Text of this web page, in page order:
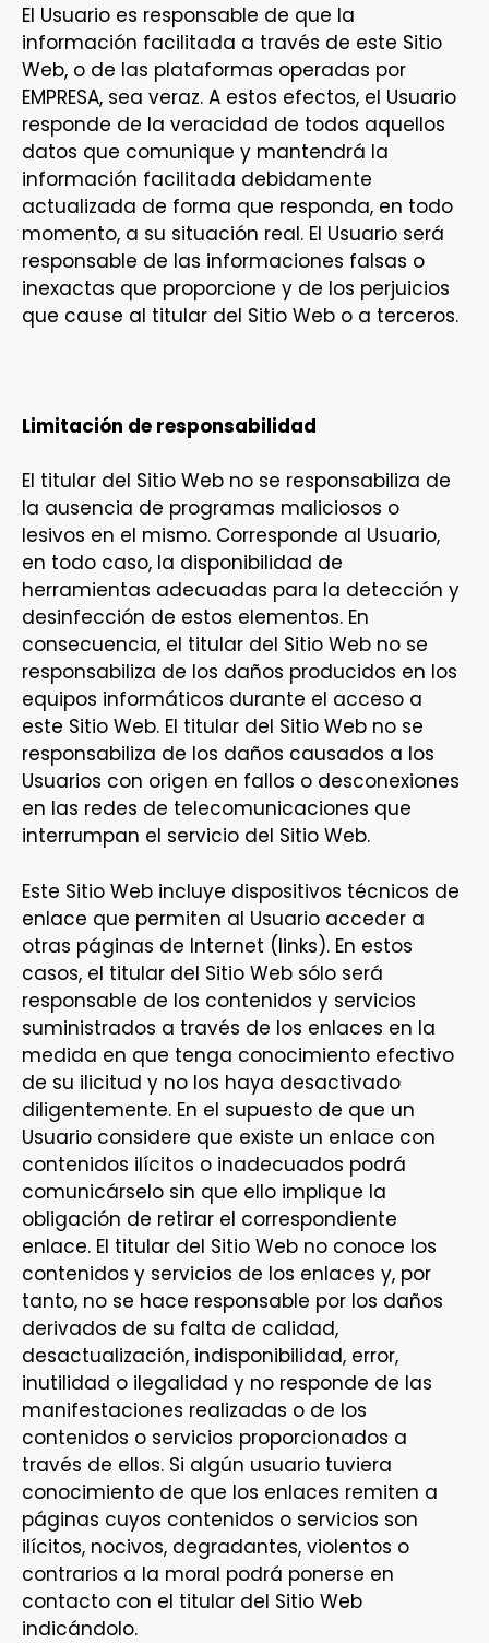
El Usuario es responsable de que la
información facilitada a través de este Sitio
Web, o de las plataformas operadas por
EMPRESA, sea veraz. A estos efectos, el Usuario
responde de la veracidad de todos aquellos
datos que comunique y mantendrá la
información facilitada debidamente
actualizada de forma que responda, en todo
momento, a su situación real. El Usuario será
responsable de las informaciones falsas o
inexactas que proporcione y de los perjuicios
que cause al titular del Sitio Web o a terceros.
Limitación de responsabilidad
El titular del Sitio Web no se responsabiliza de
la ausencia de programas maliciosos o
lesivos en el mismo. Corresponde al Usuario,
en todo caso, la disponibilidad de
herramientas adecuadas para la detección y
desinfección de estos elementos. En
consecuencia, el titular del Sitio Web no se
responsabiliza de los daños producidos en los
equipos informáticos durante el acceso a
este Sitio Web. El titular del Sitio Web no se
responsabiliza de los daños causados a los
Usuarios con origen en fallos o desconexiones
en las redes de telecomunicaciones que
interrumpan el servicio del Sitio Web.
Este Sitio Web incluye dispositivos técnicos de
enlace que permiten al Usuario acceder a
otras páginas de Internet (links). En estos
casos, el titular del Sitio Web sólo será
responsable de los contenidos y servicios
suministrados a través de los enlaces en la
medida en que tenga conocimiento efectivo
de su ilicitud y no los haya desactivado
diligentemente. En el supuesto de que un
Usuario considere que existe un enlace con
contenidos ilícitos o inadecuados podrá
comunicárselo sin que ello implique la
obligación de retirar el correspondiente
enlace. El titular del Sitio Web no conoce los
contenidos y servicios de los enlaces y, por
tanto, no se hace responsable por los daños
derivados de su falta de calidad,
desactualización, indisponibilidad, error,
inutilidad o ilegalidad y no responde de las
manifestaciones realizadas o de los
contenidos o servicios proporcionados a
través de ellos. Si algún usuario tuviera
conocimiento de que los enlaces remiten a
páginas cuyos contenidos o servicios son
ilícitos, nocivos, degradantes, violentos o
contrarios a la moral podrá ponerse en
contacto con el titular del Sitio Web
indicándolo.